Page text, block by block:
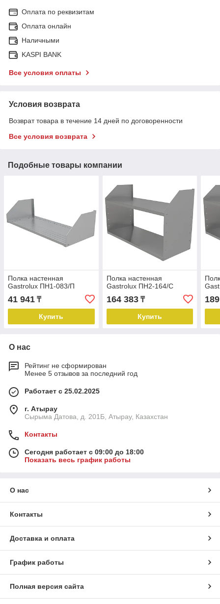
Оплата по реквизитам
Оплата онлайн
Наличными
KASPI BANK
Все условия оплаты
Условия возврата
Возврат товара в течение 14 дней по договоренности
Все условия возврата
Подобные товары компании
Полка настенная
Gastrolux ПН1-083/П
41 941 ₸
Купить
Полка настенная
Gastrolux ПН2-164/С
164 383₸
Купить
О нас
Рейтинг не сформирован
Менее 5 отзывов за последний год
Работает с 25.02.2025
г. Атырау
Сырыма Датова, д. 201Б, Атырау, Казахстан
Контакты
Сегодня работает с 09:00 до 18:00
Показать весь график работы
О нас
Контакты
Доставка и оплата
График работы
Полная версия сайта